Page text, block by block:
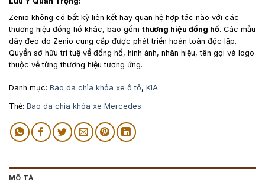
Zenio không có bất kỳ liên kết hay quan hệ hợp tác nào với các
thương hiệu đồng hồ khác, bao gồm thương hiệu đồng hồ. Các mẫu
dây đeo do Zenio cung cấp được phát triển hoàn toàn độc lập.
Quyền sở hữu trí tuệ về đồng hồ, hình ảnh, nhãn hiệu, tên gọi và logo
thuộc về từng thương hiệu tương ứng.
Danh mục: Bao da chìa khóa xe ô tô, KIA
Thẻ: Bao da chìa khóa xe Mercedes
MÔ TẢ